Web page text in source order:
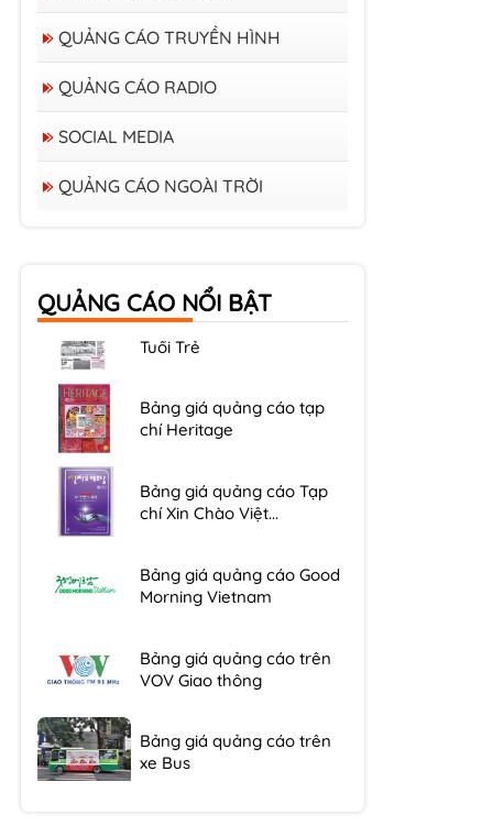
QUẢNG CÁO TRUYỀN HÌNH
QUẢNG CÁO RADIO
SOCIAL MEDIA
QUẢNG CÁO NGOÀI TRỜI
QUẢNG CÁO NỔI BẬT
Bảng giá quảng cáo Báo
Tuổi Trẻ
chí Heritage
chí Xin Chào Việt...
Morning Vietnam
VOV Giao thông
xe Bus